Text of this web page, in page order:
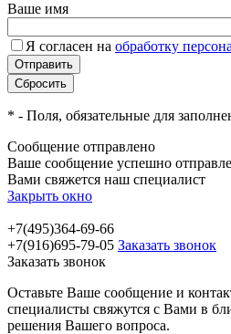
Ваше имя
Я согласен на обработку
* - Поля, обязательные для
Сообщение отправлено
Ваше сообщение успешно
Вами свяжется наш специалист
Закрыть окно
+7(495)364-69-66
+7(916)695-79-05 Заказать звонок
Заказать звонок
Оставьте Ваше сообщение и
специалисты свяжутся с Вами в
решения Вашего вопроса.